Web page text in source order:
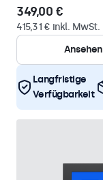
349,00 €
415,31 € inkl. MwSt.
Ansehen
Langfristige
Verfügbarkeit